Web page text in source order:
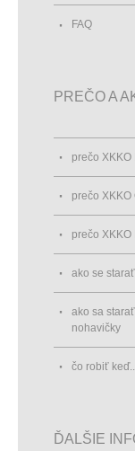
FAQ
PREČO A
prečo XKKO
prečo XKKO
prečo XKKO
ako se
ako sa
nohavičky
čo robiť keď...
ĎALŠIE